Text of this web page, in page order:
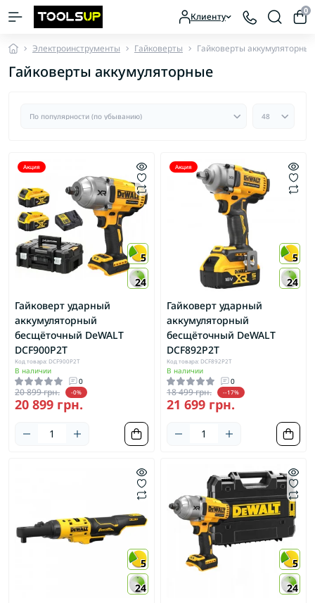
Клиенту 0
Электроинструменты Гайковерты Гайковерты аккумуляторные
Гайковерты аккумуляторные
Акция
5
24
Гайковерт ударный
аккумуляторный
бесщёточный DeWALT
DCF900P2T
Код товара: DCF900P2T
В наличии
0
20 899 грн. -0%
20 899 грн.
Акция
5
24
Гайковерт ударный
аккумуляторный
бесщёточный DeWALT
DCF892P2T
Код товара: DCF892P2T
В наличии
0
18 499 грн. --17%
21 699 грн.
5
24
5
24